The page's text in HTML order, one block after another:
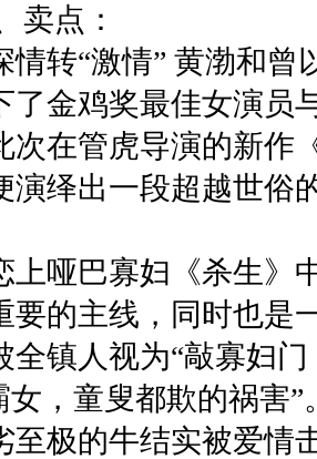
卖点：
情转“激情” 黄渤和
了金鸡奖最佳女演员
次在管虎导演的新作
演绎出一段超越世俗
上哑巴寡妇《杀生》
要的主线，同时也是
全镇人视为“敲寡妇
女，童叟都欺的祸害
至极的牛结实被爱情